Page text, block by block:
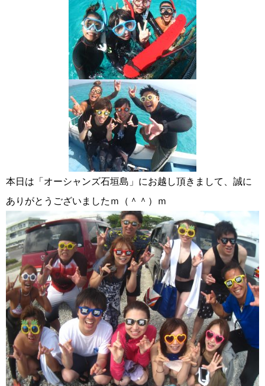
本日は「オーシャンズ石垣島」にお越し頂きまして、誠に
ありがとうございましたｍ（＾＾）ｍ